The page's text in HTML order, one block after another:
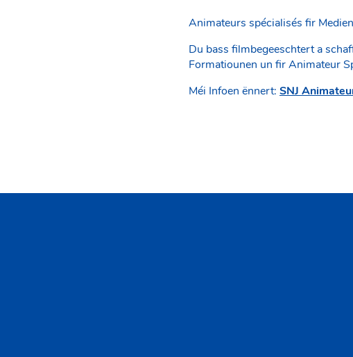
Animateurs spécialisés fir
Du bass filmbegeeschtert a
Formatiounen un fir Animateur
Méi Infoen ënnert: SNJ